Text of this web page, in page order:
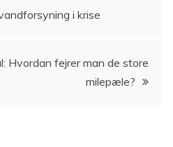
i krise
Hvordan fejrer man de store
milepæle?